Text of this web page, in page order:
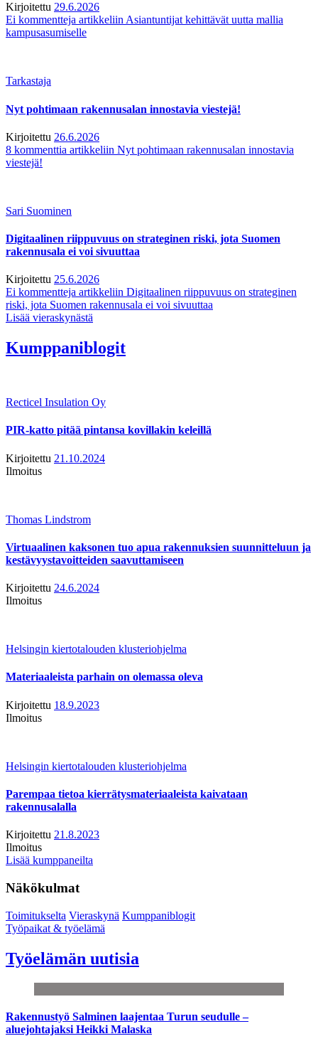
Kirjoitettu 29.6.2026
Ei kommentteja artikkeliin Asiantuntijat kehittävät uutta mallia
kampusasumiselle
Tarkastaja
Nyt pohtimaan rakennusalan innostavia viestejä!
Kirjoitettu 26.6.2026
8 kommenttia artikkeliin Nyt pohtimaan rakennusalan innostavia
viestejä!
Sari Suominen
Digitaalinen riippuvuus on strateginen riski, jota Suomen
rakennusala ei voi sivuuttaa
Kirjoitettu 25.6.2026
Ei kommentteja artikkeliin Digitaalinen riippuvuus on strateginen
riski, jota Suomen rakennusala ei voi sivuuttaa
Lisää vieraskynästä
Kumppaniblogit
Recticel Insulation Oy
PIR-katto pitää pintansa kovillakin keleillä
Kirjoitettu 21.10.2024
Ilmoitus
Thomas Lindstrom
Virtuaalinen kaksonen tuo apua rakennuksien suunnitteluun ja
kestävyystavoitteiden saavuttamiseen
Kirjoitettu 24.6.2024
Ilmoitus
Helsingin kiertotalouden klusteriohjelma
Materiaaleista parhain on olemassa oleva
Kirjoitettu 18.9.2023
Ilmoitus
Helsingin kiertotalouden klusteriohjelma
Parempaa tietoa kierrätysmateriaaleista kaivataan
rakennusalalla
Kirjoitettu 21.8.2023
Ilmoitus
Lisää kumppaneilta
Näkökulmat
Toimitukselta Vieraskynä Kumppaniblogit
Työpaikat & työelämä
Työelämän uutisia
Rakennustyö Salminen laajentaa Turun seudulle –
aluejohtajaksi Heikki Malaska